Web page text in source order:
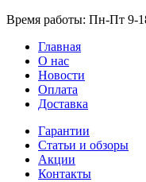
Время работы: Пн-Пт 9-
Главная
О нас
Новости
Оплата
Доставка
Гарантии
Статьи и обзоры
Акции
Контакты